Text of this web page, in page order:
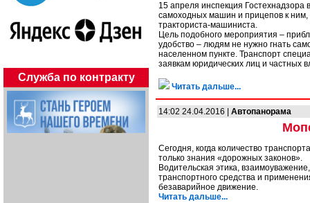
Служба по контракту
15 апреля инспекция
самоходных машин и прицепов к ним,
тракториста-машиниста.
Цель подобного мероприятия –
удобство – людям не нужно гнать
населенном пункте. Транспорт
заявкам юридических лиц и частных
Читать дальше...
14:02 24.04.2016 | Автопанорама
Сегодня, когда количество
только знания «дорожных законов».
Водительская этика,
транспортного средства и
безаварийное движение.
Читать дальше...